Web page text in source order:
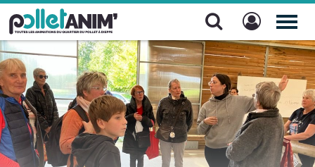
Pollet Anim'